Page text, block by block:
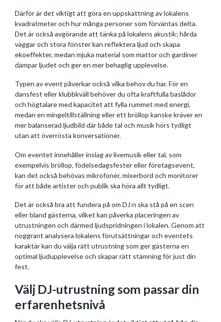
Därför är det viktigt att göra en uppskattning av lokalens
kvadratmeter och hur många personer som förväntas delta.
Det är också avgörande att tänka på lokalens akustik; hårda
väggar och stora fönster kan reflektera ljud och skapa
ekoeffekter, medan mjuka material som mattor och gardiner
dämpar ljudet och ger en mer behaglig upplevelse.
Typen av event påverkar också vilka behov du har. För en
dansfest eller klubbkväll behöver du ofta kraftfulla baslådor
och högtalare med kapacitet att fylla rummet med energi,
medan en mingeltillställning eller ett bröllop kanske kräver en
mer balanserad ljudbild där både tal och musik hörs tydligt
utan att överrösta konversationer.
Om eventet innehåller inslag av livemusik eller tal, som
exempelvis bröllop, födelsedagsfester eller företagsevent,
kan det också behövas mikrofoner, mixerbord och monitorer
för att både artister och publik ska höra allt tydligt.
Det är också bra att fundera på om DJ:n ska stå på en scen
eller bland gästerna, vilket kan påverka placeringen av
utrustningen och därmed ljudspridningen i lokalen. Genom att
noggrant analysera lokalens förutsättningar och eventets
karaktär kan du välja rätt utrustning som ger gästerna en
optimal ljudupplevelse och skapar rätt stämning för just din
fest.
Välj DJ-utrustning som passar din
erfarenhetsnivå